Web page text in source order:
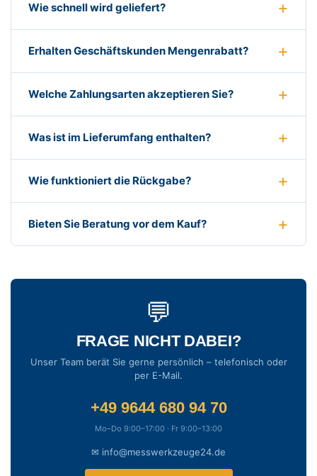
Wie schnell wird geliefert?
Erhalten Geschäftskunden Mengenrabatt?
Welche Zahlungsarten akzeptieren Sie?
Was ist im Lieferumfang enthalten?
Wie funktioniert die Rückgabe?
Bieten Sie Beratung vor dem Kauf?
💬
FRAGE NICHT DABEI?
Unser Team berät Sie gerne persönlich – telefonisch oder
per E-Mail.
+49 9644 680 94 70
Mo–Do 9:00–17:00 · Fr 9:00–13:00
✉ info@messwerkzeuge24.de